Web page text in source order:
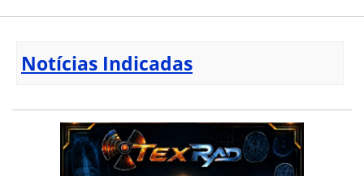
Notícias Indicadas